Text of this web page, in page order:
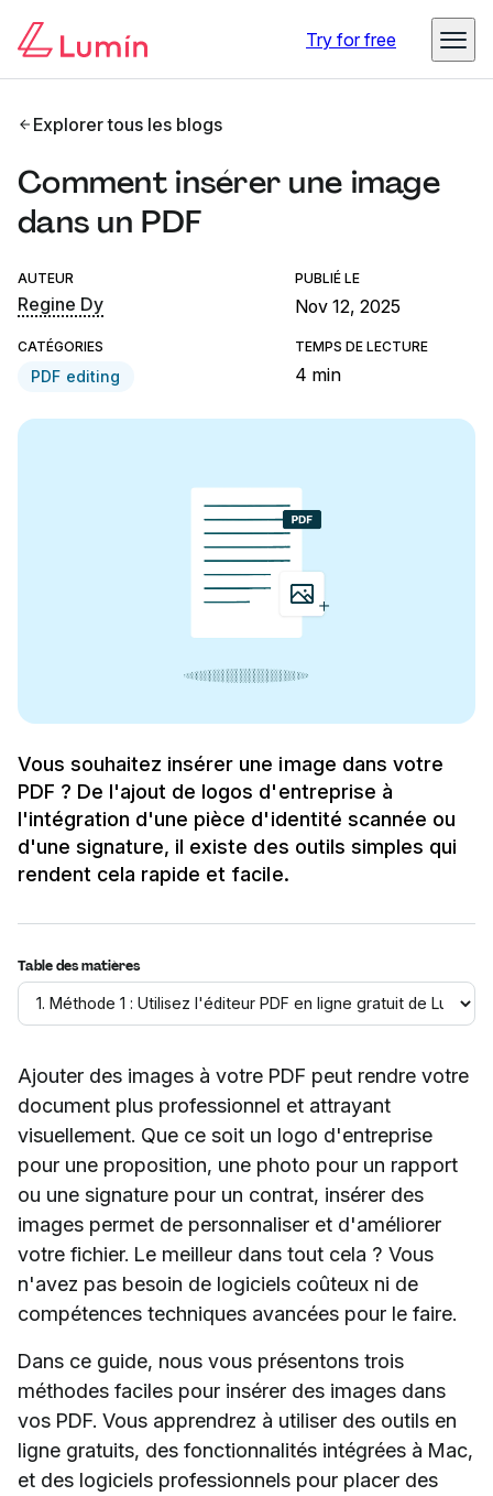
Try for free
Explorer tous les blogs
Comment insérer une image
dans un PDF
AUTEUR
Regine Dy
PUBLIÉ LE
Nov 12, 2025
CATÉGORIES
PDF editing
TEMPS DE LECTURE
4 min
Vous souhaitez insérer une image dans votre
PDF ? De l'ajout de logos d'entreprise à
l'intégration d'une pièce d'identité scannée ou
d'une signature, il existe des outils simples qui
rendent cela rapide et facile.
Table des matières
Ajouter des images à votre PDF peut rendre votre
document plus professionnel et attrayant
visuellement. Que ce soit un logo d'entreprise
pour une proposition, une photo pour un rapport
ou une signature pour un contrat, insérer des
images permet de personnaliser et d'améliorer
votre fichier. Le meilleur dans tout cela ? Vous
n'avez pas besoin de logiciels coûteux ni de
compétences techniques avancées pour le faire.
Dans ce guide, nous vous présentons trois
méthodes faciles pour insérer des images dans
vos PDF. Vous apprendrez à utiliser des outils en
ligne gratuits, des fonctionnalités intégrées à Mac,
et des logiciels professionnels pour placer des